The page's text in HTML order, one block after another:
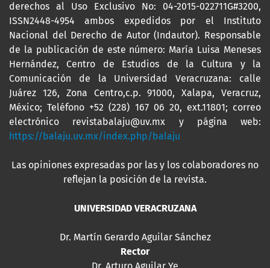
derechos al Uso Exclusivo No: 04-2015-022711G#3200,
ISSN2448-4954 ambos expedidos por el Instituto
Nacional del Derecho de Autor (Indautor). Responsable
de la publicación de este número: María Luisa Meneses
Hernández, Centro de Estudios de la Cultura y la
Comunicación de la Universidad Veracruzana: calle
Juárez 126, Zona Centro,c.p. 91000, Xalapa, Veracruz,
México; Teléfono +52 (228) 167 06 20, ext.11801; correo
electrónico revistabalaju@uv.mx y página web:
https://balaju.uv.mx/index.php/balaju
Las opiniones expresadas por las y los colaboradores no
reflejan la posición de la revista.
UNIVERSIDAD VERACRUZANA
Dr. Martín Gerardo Aguilar Sánchez
Rector